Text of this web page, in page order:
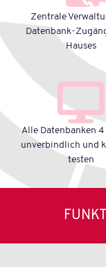
Zentrale
Datenbank-
Hauses
Alle Datenbanken 4
unverbindlich und
testen